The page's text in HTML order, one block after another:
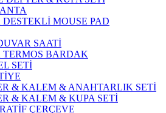
MOUSE PAD
SAATİ
TERMOS BARDAK
SETİ
& KALEM & ANAHTARLIK SETİ
& KALEM & KUPA SETİ
ÇERÇEVE